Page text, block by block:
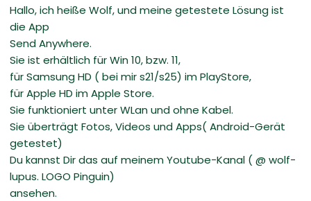
Hallo, ich heiße Wolf, und meine getestete Lösung ist
die App
Send Anywhere.
Sie ist erhältlich für Win 10, bzw. 11,
für Samsung HD ( bei mir s21/s25) im PlayStore,
für Apple HD im Apple Store.
Sie funktioniert unter WLan und ohne Kabel.
Sie überträgt Fotos, Videos und Apps( Android-Gerät
getestet)
Du kannst Dir das auf meinem Youtube-Kanal ( @ wolf-
lupus. LOGO Pinguin)
ansehen.